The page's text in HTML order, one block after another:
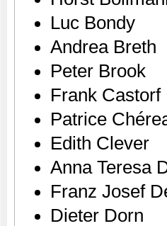
Luc Bondy
Andrea Breth
Peter Brook
Frank Castorf
Patrice
Edith Clever
Anna Teresa
Franz Josef
Dieter Dorn